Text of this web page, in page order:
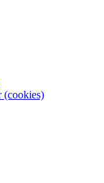
(cookies)